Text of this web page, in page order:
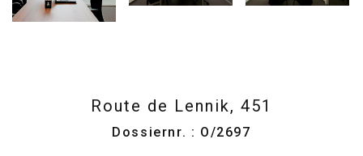
Route de Lennik, 451
Dossiernr. : O/2697